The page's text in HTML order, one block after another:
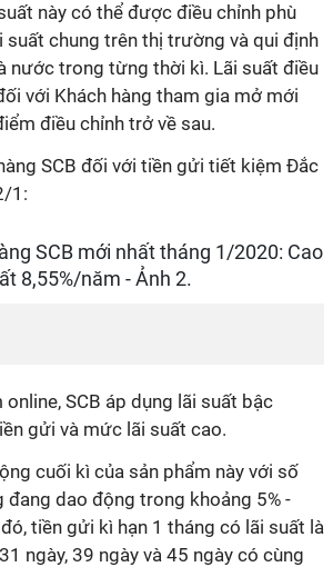
này có thể được điều chỉnh phù
suất chung trên thị trường và qui định
nước trong từng thời kì. Lãi suất điều
với Khách hàng tham gia mở mới
điều chỉnh trở về sau.
SCB đối với tiền gửi tiết kiệm Đắc
1:
SCB áp dụng lãi suất bậc
gửi và mức lãi suất cao.
cuối kì của sản phẩm này với số
dao động trong khoảng 5% -
tiền gửi kì hạn 1 tháng có lãi suất là
ngày, 39 ngày và 45 ngày có cùng